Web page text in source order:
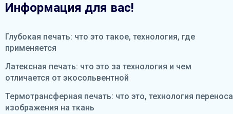
Информация для вас!
Глубокая печать: что это такое, технология, где
применяется
Латексная печать: что это за технология и чем
отличается от экосольвентной
Термотрансферная печать: что это, технология переноса
изображения на ткань